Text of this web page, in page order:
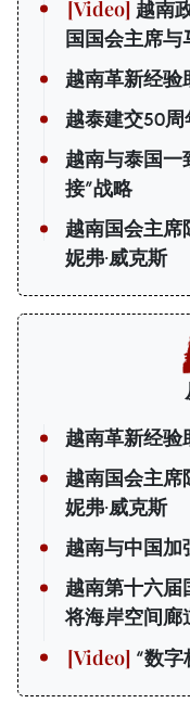
越南
国国会主席
越南革新经验
越泰建交50
越南与泰国一
接”战略
越南国会主席
妮弗·威克斯
越南革新经验
越南国会主席
妮弗·威克斯
越南与中国加
越南第十六届
将海岸空间廊
“数